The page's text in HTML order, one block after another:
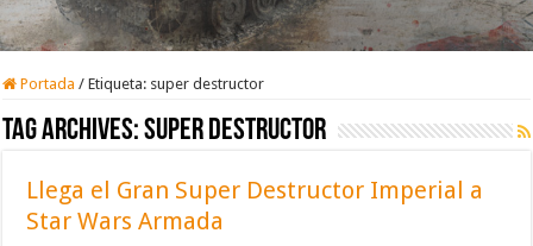
Portada / Etiqueta: super destructor
Tag Archives:super destructor
Llega el Gran Super Destructor Imperial a
Star Wars Armada